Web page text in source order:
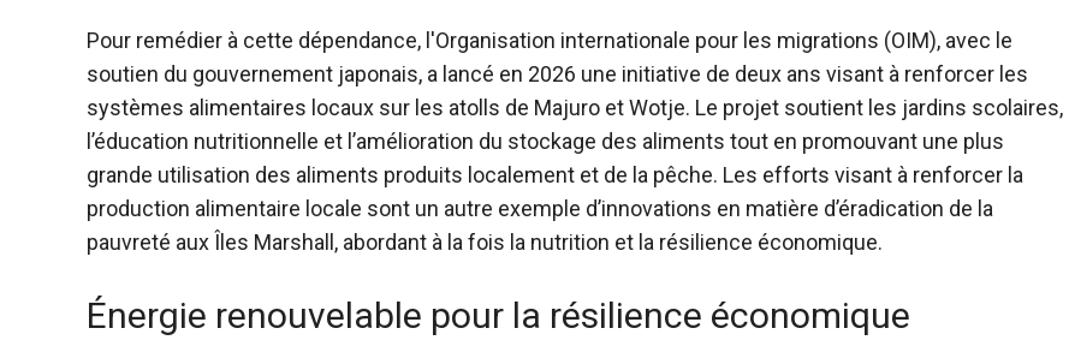
Pour remédier à cette dépendance, l'Organisation internationale pour les migrations (OIM), avec le
soutien du gouvernement japonais, a lancé en 2026 une initiative de deux ans visant à renforcer les
systèmes alimentaires locaux sur les atolls de Majuro et Wotje. Le projet soutient les jardins scolaires,
l’éducation nutritionnelle et l’amélioration du stockage des aliments tout en promouvant une plus
grande utilisation des aliments produits localement et de la pêche. Les efforts visant à renforcer la
production alimentaire locale sont un autre exemple d’innovations en matière d’éradication de la
pauvreté aux Îles Marshall, abordant à la fois la nutrition et la résilience économique.
Énergie renouvelable pour la résilience économique